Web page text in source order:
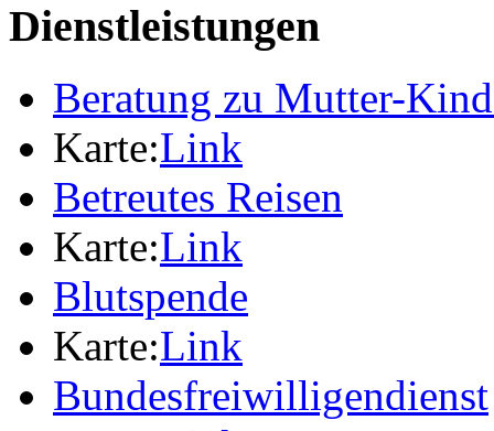
Dienstleistungen
Beratung zu Mutter-
Karte:Link
Betreutes Reisen
Karte:Link
Blutspende
Karte:Link
Bundesfreiwilligendienst